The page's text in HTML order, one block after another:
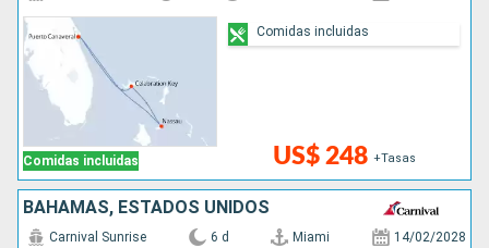
Comidas incluidas US$ 248 +Tasas
Comidas incluidas
BAHAMAS, ESTADOS UNIDOS
Carnival Sunrise 6 d Miami 14/02/2028